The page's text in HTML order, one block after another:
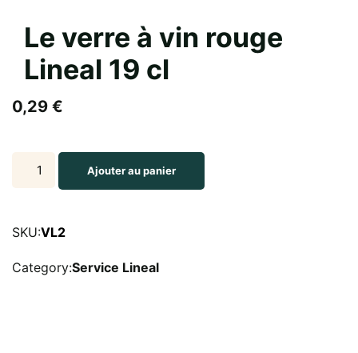
Le verre à vin rouge
Lineal 19 cl
0,29 €
vin
Lineal
Ajouter au panier
SKU:VL2
Category:Service Lineal